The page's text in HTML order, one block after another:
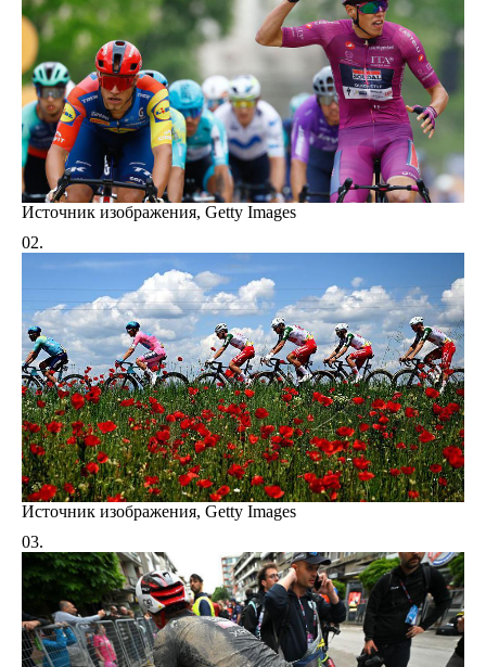
Источник изображения, Getty Images
Источник изображения, Getty Images